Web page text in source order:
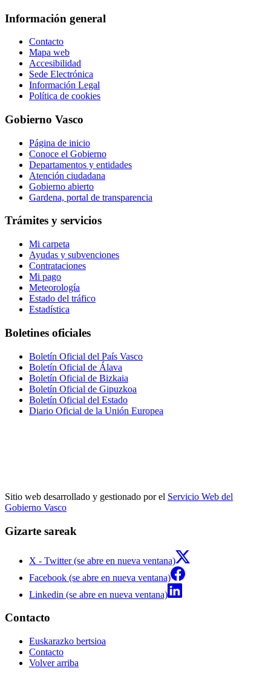
Información general
Contacto
Mapa web
Accesibilidad
Sede Electrónica
Información Legal
Política de cookies
Gobierno Vasco
Página de inicio
Conoce el Gobierno
Departamentos y entidades
Atención ciudadana
Gobierno abierto
Gardena, portal de transparencia
Trámites y servicios
Mi carpeta
Ayudas y subvenciones
Contrataciones
Mi pago
Meteorología
Estado del tráfico
Estadística
Boletines oficiales
Boletín Oficial del País Vasco
Boletín Oficial de Álava
Boletín Oficial de Bizkaia
Boletín Oficial de Gipuzkoa
Boletín Oficial del Estado
Diario Oficial de la Unión Europea
Sitio web desarrollado y gestionado por el Servicio Web del
Gobierno Vasco
Gizarte sareak
X - Twitter (se abre en nueva ventana)
Facebook (se abre en nueva ventana)
Linkedin (se abre en nueva ventana)
Contacto
Euskarazko bertsioa
Contacto
Volver arriba